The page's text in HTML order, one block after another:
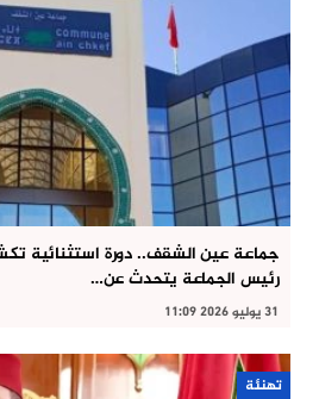
جماعة عين الشقف.. دورة استثنائية
رئيس الجماعة يتحدث عن…
31 يوليو 2026 11:09
تهنئة